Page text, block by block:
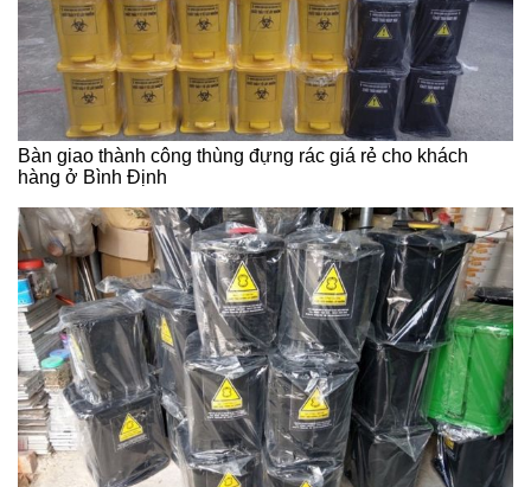
Bàn giao thành công thùng đựng rác giá rẻ cho khách
hàng ở Bình Định